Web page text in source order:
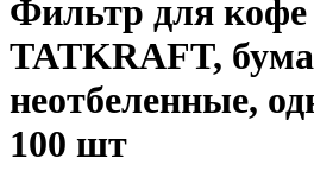
Фильтр для
TATKRAFT,
неотбеленные,
100 шт